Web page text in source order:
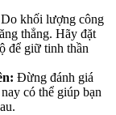
Do khối lượng công
thẳng. Hãy đặt
để giữ tinh thần
Đừng đánh giá
có thể giúp bạn